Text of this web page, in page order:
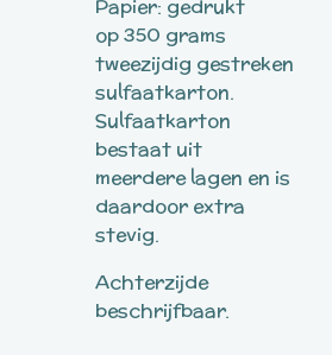
Papier: gedrukt
op 350 grams
tweezijdig gestreken
sulfaatkarton.
Sulfaatkarton
bestaat uit
meerdere lagen en is
daardoor extra
stevig.
Achterzijde
beschrijfbaar.